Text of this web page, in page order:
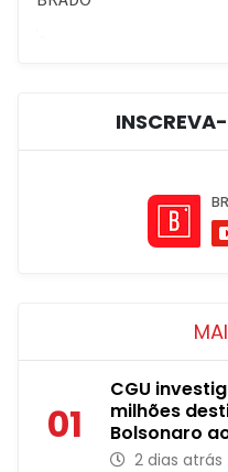
01
CGU
milhões
Bolsonaro
2 dias atrás